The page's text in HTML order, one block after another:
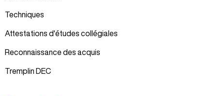
Techniques
Attestations d'études collégiales
Reconnaissance des acquis
Tremplin DEC